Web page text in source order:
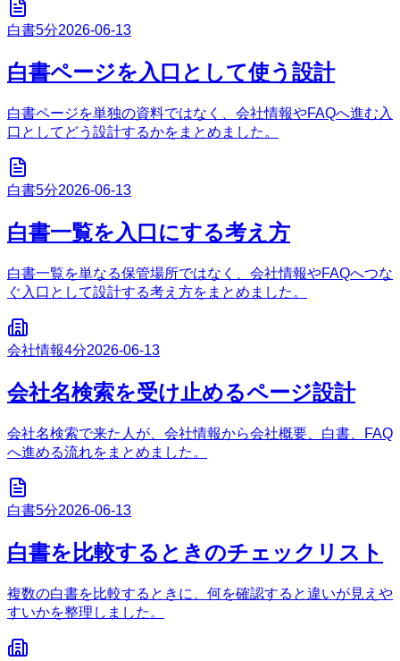
白書5分2026-06-13
白書ページを入口として使う設計
白書ページを単独の資料ではなく、会社情報やFAQへ進む入
口としてどう設計するかをまとめました。
白書5分2026-06-13
白書一覧を入口にする考え方
白書一覧を単なる保管場所ではなく、会社情報やFAQへつな
ぐ入口として設計する考え方をまとめました。
会社情報4分2026-06-13
会社名検索を受け止めるページ設計
会社名検索で来た人が、会社情報から会社概要、白書、FAQ
へ進める流れをまとめました。
白書5分2026-06-13
白書を比較するときのチェックリスト
複数の白書を比較するときに、何を確認すると違いが見えや
すいかを整理しました。